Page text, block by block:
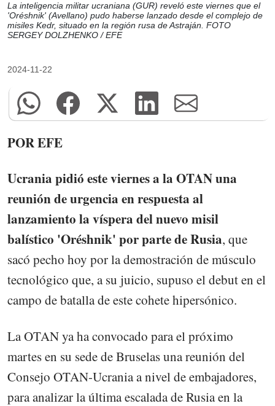
La inteligencia militar ucraniana (GUR) reveló este viernes que el
'Oréshnik' (Avellano) pudo haberse lanzado desde el complejo de
misiles Kedr, situado en la región rusa de Astraján. FOTO
SERGEY DOLZHENKO / EFE
2024-11-22
POR EFE
Ucrania pidió este viernes a la OTAN una
reunión de urgencia en respuesta al
lanzamiento la víspera del nuevo misil
balístico 'Oréshnik' por parte de Rusia, que
sacó pecho hoy por la demostración de músculo
tecnológico que, a su juicio, supuso el debut en el
campo de batalla de este cohete hipersónico.
La OTAN ya ha convocado para el próximo
martes en su sede de Bruselas una reunión del
Consejo OTAN-Ucrania a nivel de embajadores,
para analizar la última escalada de Rusia en la